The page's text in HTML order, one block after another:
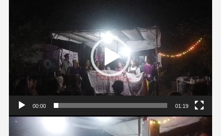
00:00 01:19
Video
oynatıcı